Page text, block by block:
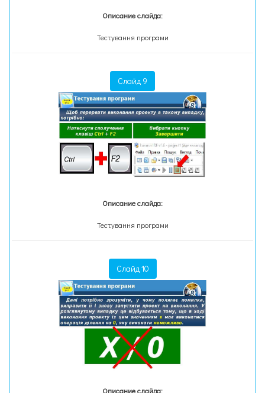
Описание слайда:
Тестування програми
Слайд 9
Описание слайда:
Тестування програми
Слайд 10
Описание слайда: